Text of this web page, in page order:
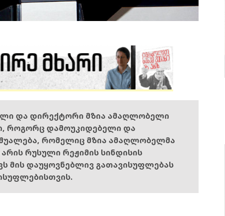
და დირექტორი მზია ამაღლობელი
როგორც დამოუკიდებელი და
რომელიც მზია ამაღლობელმა
რუსული რეჟიმის სინდისის
მის დაუყოვნებლივ გათავისუფლებას